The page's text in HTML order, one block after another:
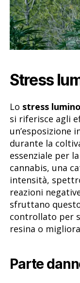
Stress
Lo stress
si riferisce agli
un’esposizione
durante la
essenziale per
cannabis, una
intensità,
reazioni
sfruttano
controllato per
resina o
Parte